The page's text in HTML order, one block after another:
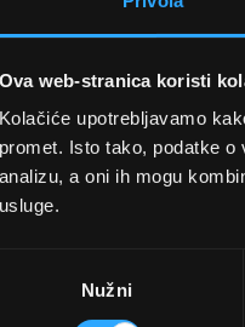
Ova web-stranica koristi
Kolačiće upotrebljavamo
promet. Isto tako, podatke
analizu, a oni ih mogu
usluge.
Nužni
1 SITEMAP
O nama
Optika